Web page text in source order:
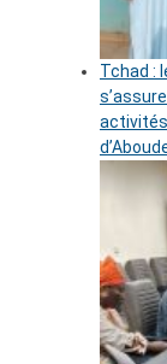
Tchad :